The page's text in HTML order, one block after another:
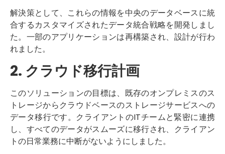
解決策として、これらの情報を中央のデータベースに統
合するカスタマイズされたデータ統合戦略を開発しまし
た。一部のアプリケーションは再構築され、設計が行わ
れました。
2. クラウド移行計画
このソリューションの目標は、既存のオンプレミスのス
トレージからクラウドベースのストレージサービスへの
データ移行です。クライアントのITチームと緊密に連携
し、すべてのデータがスムーズに移行され、クライアン
トの日常業務に中断がないようにしました。